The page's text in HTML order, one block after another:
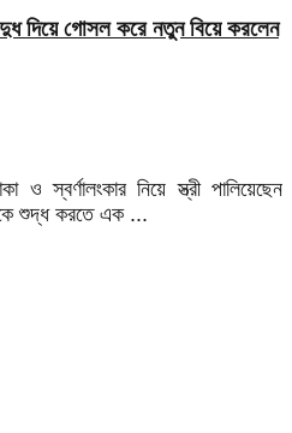
দুধ দিয়ে গোসল করে নতুন বিয়ে করলেন
স্বর্ণালংকার নিয়ে স্ত্রী পালিয়েছেন
শুদ্ধ করতে এক ...